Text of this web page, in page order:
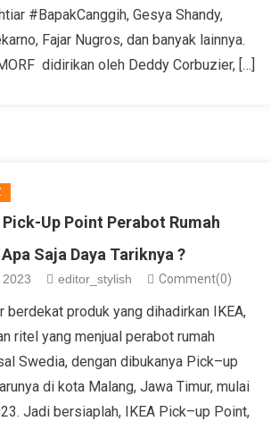
#BapakCanggih, Gesya Shandy,
Fajar Nugros, dan banyak lainnya.
didirikan oleh Deddy Corbuzier, […]
Pick-Up Point Perabot Rumah
Saja Daya Tariknya ?
editor_stylish Comment(0)
berdekat produk yang dihadirkan IKEA,
ritel yang menjual perabot rumah
Swedia, dengan dibukanya Pick–up
di kota Malang, Jawa Timur, mulai
Jadi bersiaplah, IKEA Pick–up Point,